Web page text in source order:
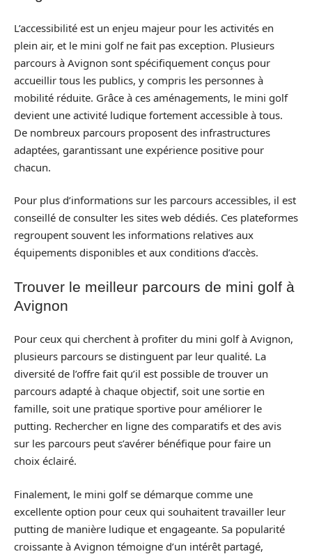
L’accessibilité est un enjeu majeur pour les activités en
plein air, et le mini golf ne fait pas exception. Plusieurs
parcours à Avignon sont spécifiquement conçus pour
accueillir tous les publics, y compris les personnes à
mobilité réduite. Grâce à ces aménagements, le mini golf
devient une activité ludique fortement accessible à tous.
De nombreux parcours proposent des infrastructures
adaptées, garantissant une expérience positive pour
chacun.
Pour plus d’informations sur les parcours accessibles, il est
conseillé de consulter les sites web dédiés. Ces plateformes
regroupent souvent les informations relatives aux
équipements disponibles et aux conditions d’accès.
Trouver le meilleur parcours de mini golf à
Avignon
Pour ceux qui cherchent à profiter du mini golf à Avignon,
plusieurs parcours se distinguent par leur qualité. La
diversité de l’offre fait qu’il est possible de trouver un
parcours adapté à chaque objectif, soit une sortie en
famille, soit une pratique sportive pour améliorer le
putting. Rechercher en ligne des comparatifs et des avis
sur les parcours peut s’avérer bénéfique pour faire un
choix éclairé.
Finalement, le mini golf se démarque comme une
excellente option pour ceux qui souhaitent travailler leur
putting de manière ludique et engageante. Sa popularité
croissante à Avignon témoigne d’un intérêt partagé,